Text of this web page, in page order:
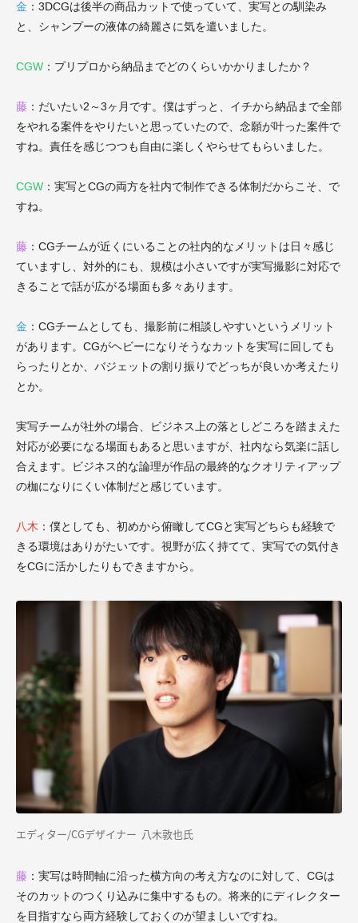
金 ：3DCGは後半の商品カットで使っていて、実写との馴染み
と、シャンプーの液体の綺麗さに気を遣いました。
CGW ：プリプロから納品までどのくらいかかりましたか？
藤 ：だいたい2～3ヶ月です。僕はずっと、イチから納品まで全部
をやれる案件をやりたいと思っていたので、念願が叶った案件で
すね。責任を感じつつも自由に楽しくやらせてもらいました。
CGW ：実写とCGの両方を社内で制作できる体制だからこそ、で
すね。
藤 ：CGチームが近くにいることの社内的なメリットは日々感じ
ていますし、対外的にも、規模は小さいですが実写撮影に対応で
きることで話が広がる場面も多々あります。
金 ：CGチームとしても、撮影前に相談しやすいというメリット
があります。CGがヘビーになりそうなカットを実写に回しても
らったりとか、バジェットの割り振りでどっちが良いか考えたり
とか。
実写チームが社外の場合、ビジネス上の落としどころを踏まえた
対応が必要になる場面もあると思いますが、社内なら気楽に話し
合えます。ビジネス的な論理が作品の最終的なクオリティアップ
の枷になりにくい体制だと感じています。
八木 ：僕としても、初めから俯瞰してCGと実写どちらも経験で
きる環境はありがたいです。視野が広く持てて、実写での気付き
をCGに活かしたりもできますから。
エディター/CGデザイナー 八木敦也氏
藤 ：実写は時間軸に沿った横方向の考え方なのに対して、CGは
そのカットのつくり込みに集中するもの。将来的にディレクター
を目指すなら両方経験しておくのが望ましいですね。